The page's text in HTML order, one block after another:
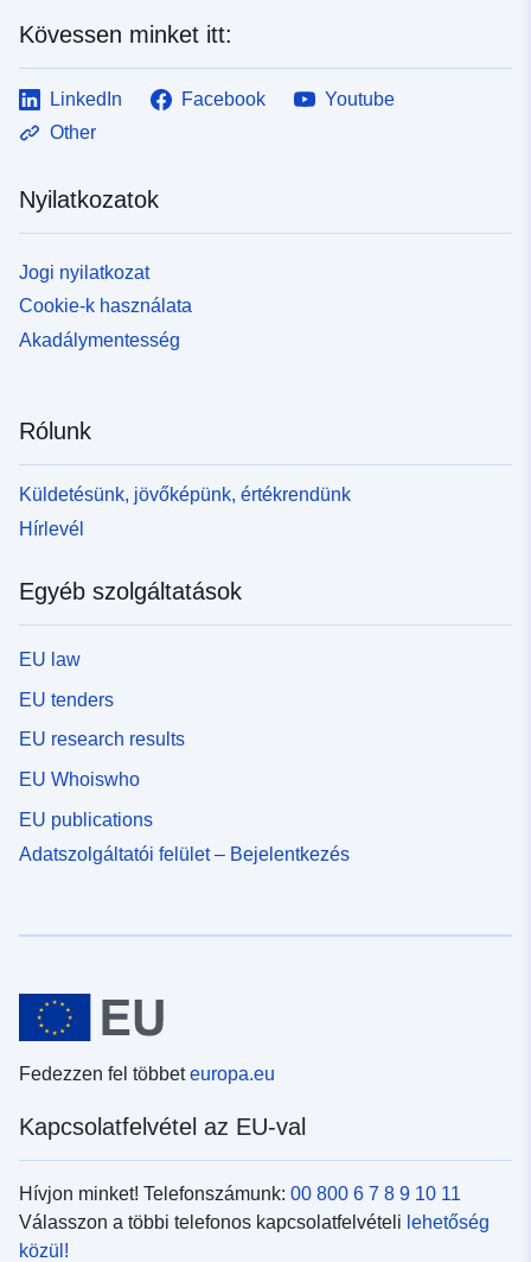
Kövessen minket itt:
LinkedIn Facebook
Youtube
Other
Nyilatkozatok
Jogi nyilatkozat
Cookie-k használata
Akadálymentesség
Rólunk
Küldetésünk, jövőképünk, értékrendünk
Hírlevél
Egyéb szolgáltatások
EU law
EU tenders
EU research results
EU Whoiswho
EU publications
Adatszolgáltatói felület – Bejelentkezés
Fedezzen fel többeteuropa.eu
Kapcsolatfelvétel az EU-val
Hívjon minket! Telefonszámunk: 00 800 6 7 8 9 10 11
Válasszon a többi telefonos kapcsolatfelvételi lehetőség
közül!